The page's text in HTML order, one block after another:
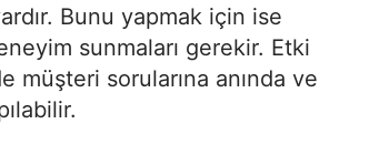
Bunu yapmak için ise
sunmaları gerekir. Etki
müşteri sorularına anında ve